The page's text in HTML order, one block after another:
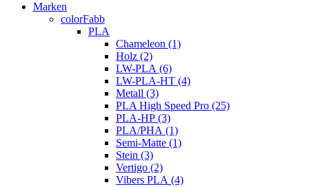
Marken
colorFabb
PLA
Chameleon (1)
Holz (2)
LW-PLA (6)
LW-PLA-HT (4)
Metall (3)
PLA High Speed Pro (25)
PLA-HP (3)
PLA/PHA (1)
Semi-Matte (1)
Stein (3)
Vertigo (2)
Vibers PLA (4)